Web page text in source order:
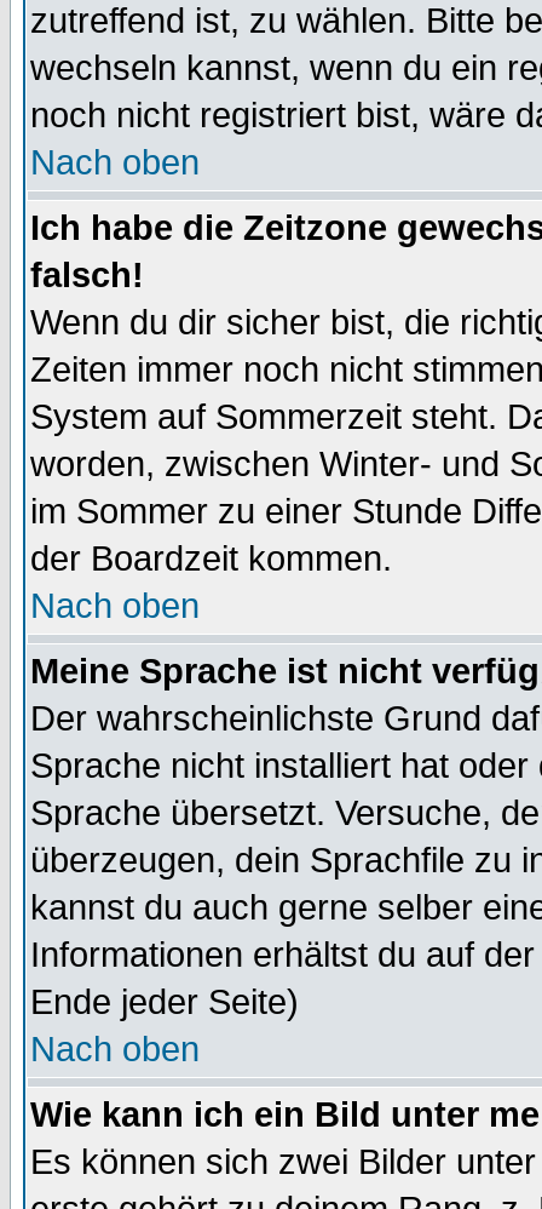
zutreffend ist, zu wählen. Bitte
wechseln kannst, wenn du ein
noch nicht registriert bist, wäre
Nach oben
Ich habe die Zeitzone
falsch!
Wenn du dir sicher bist, die
Zeiten immer noch nicht
System auf Sommerzeit steht.
worden, zwischen Winter- und
im Sommer zu einer Stunde
der Boardzeit kommen.
Nach oben
Meine Sprache ist nicht
Der wahrscheinlichste Grund
Sprache nicht installiert hat
Sprache übersetzt. Versuche,
überzeugen, dein Sprachfile zu
kannst du auch gerne selber
Informationen erhältst du auf
Ende jeder Seite)
Nach oben
Wie kann ich ein Bild unter
Es können sich zwei Bilder